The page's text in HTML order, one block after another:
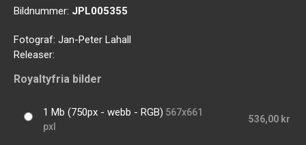
Bildnummer: JPL005355
Fotograf: Jan-Peter Lahall
Releaser:
Royaltyfria bilder
1 Mb (750px - webb - RGB) 567x661
pxl
536,00 kr